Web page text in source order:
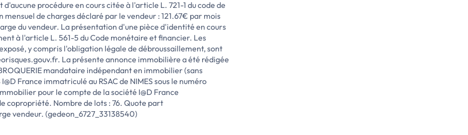
procédure en cours citée à l'article L. 721-1 du code de
de charges déclaré par le vendeur : 121.67€ par mois
du vendeur. La présentation d'une pièce d'identité en cours
à l'article L. 561-5 du Code monétaire et financier. Les
y compris l'obligation légale de débroussaillement, sont
La présente annonce immobilière a été rédigée
mandataire indépendant en immobilier (sans
France immatriculé au RSAC de NIMES sous le numéro
pour le compte de la société I@D France
copropriété. Nombre de lots : 76. Quote part
vendeur. (gedeon_6727_33138540)